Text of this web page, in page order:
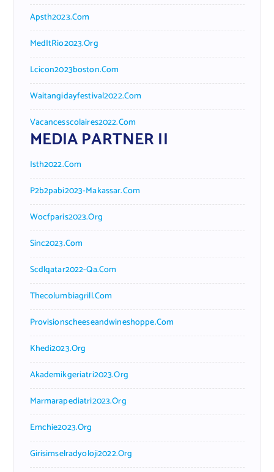
Apsth2023.com
MedItRio2023.org
Lcicon2023boston.com
Waitangidayfestival2022.com
Vacancesscolaires2022.com
MEDIA PARTNER II
Isth2022.com
P2b2pabi2023-Makassar.com
Wocfparis2023.org
Sinc2023.com
Scdlqatar2022-Qa.com
Thecolumbiagrill.com
Provisionscheeseandwineshoppe.com
Khedi2023.org
Akademikgeriatri2023.org
Marmarapediatri2023.org
Emchie2023.org
Girisimselradyoloji2022.org